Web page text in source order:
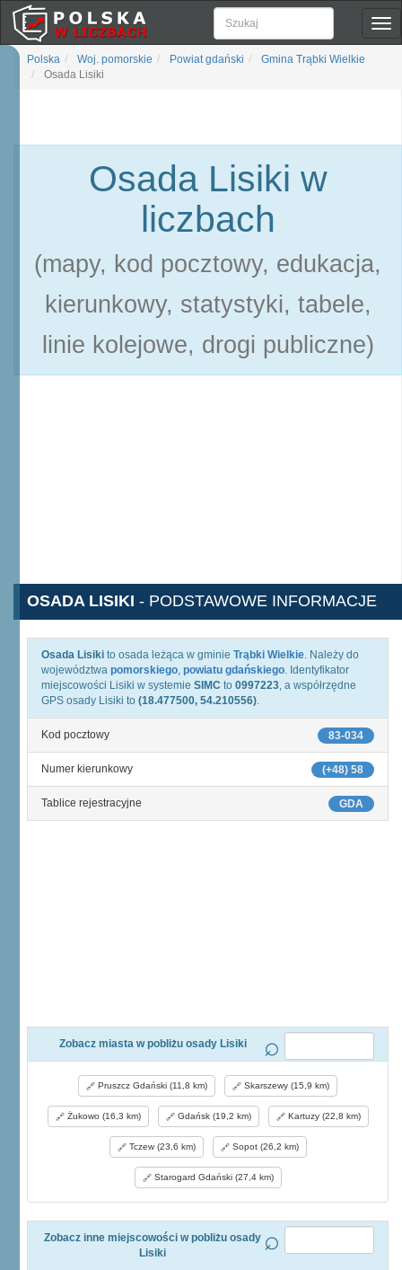
Polska Woj. pomorskie Powiat gdański
Gmina Trąbki Wielkie
Osada Lisiki
Osada Lisiki w
liczbach
(mapy, kod pocztowy, edukacja,
kierunkowy, statystyki, tabele,
linie kolejowe, drogi publiczne)
OSADA LISIKI - PODSTAWOWE INFORMACJE
Osada Lisiki to osada leżąca w gminie Trąbki Wielkie. Należy do
województwa pomorskiego, powiatu gdańskiego. Identyfikator
miejscowości Lisiki w systemie SIMC to 0997223, a współrzędne
GPS osady Lisiki to (18.477500, 54.210556).
83-034
Kod pocztowy
(+48) 58
Numer kierunkowy
GDA
Tablice rejestracyjne
Zobacz miasta w pobliżu osady Lisiki
Pruszcz Gdański (11,8 km) Skarszewy (15,9 km)
Żukowo (16,3 km) Gdańsk (19,2 km) Kartuzy (22,8 km)
Tczew (23,6 km) Sopot (26,2 km)
Starogard Gdański (27,4 km)
Zobacz inne miejscowości w pobliżu osady
Lisiki